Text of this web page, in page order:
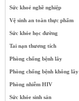
Sức khoẻ nghề nghiệp
Vệ sinh an toàn thực phẩm
Sức khỏe học đường
Tai nạn thương tích
Phòng chống bệnh lây
Phòng chống bệnh không lây
Phòng nhiễm HIV
Sức khỏe sinh sản